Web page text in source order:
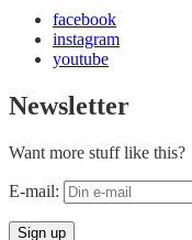
facebook
instagram
youtube
Newsletter
Want more stuff like this?
E-mail: